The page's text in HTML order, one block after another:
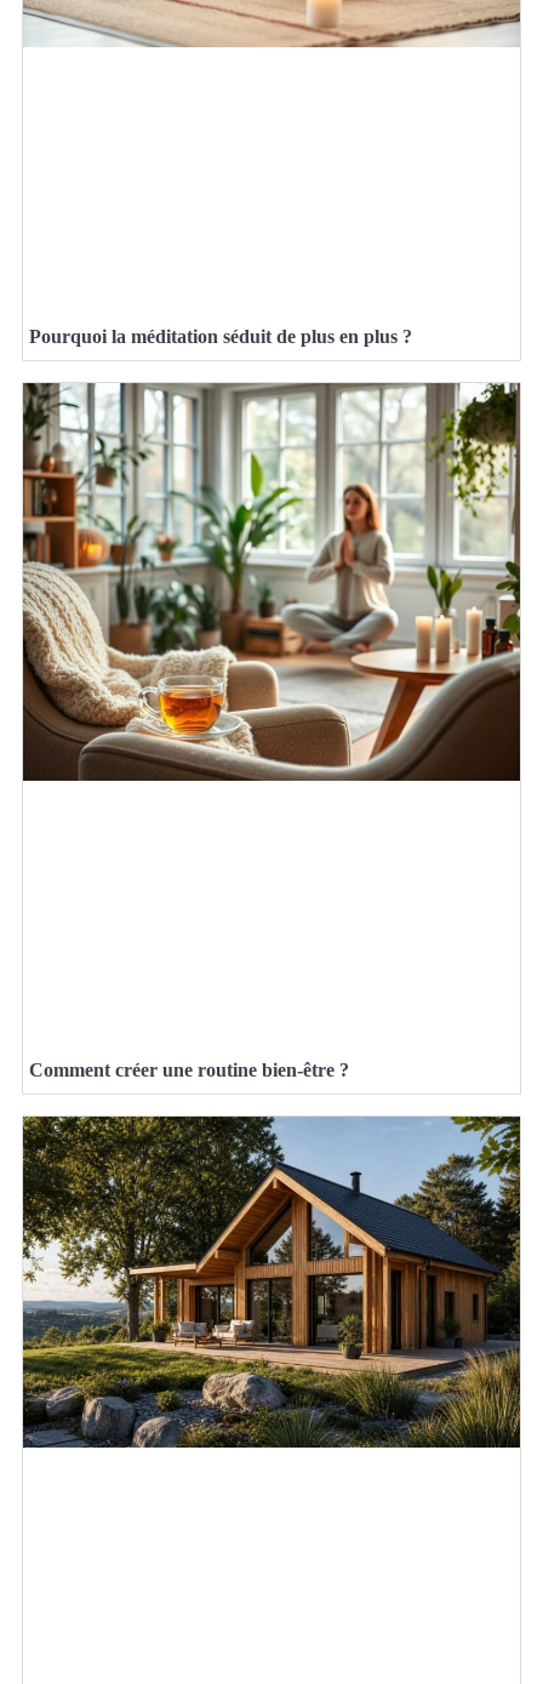
Pourquoi la méditation séduit de plus en plus ?
Comment créer une routine bien-être ?